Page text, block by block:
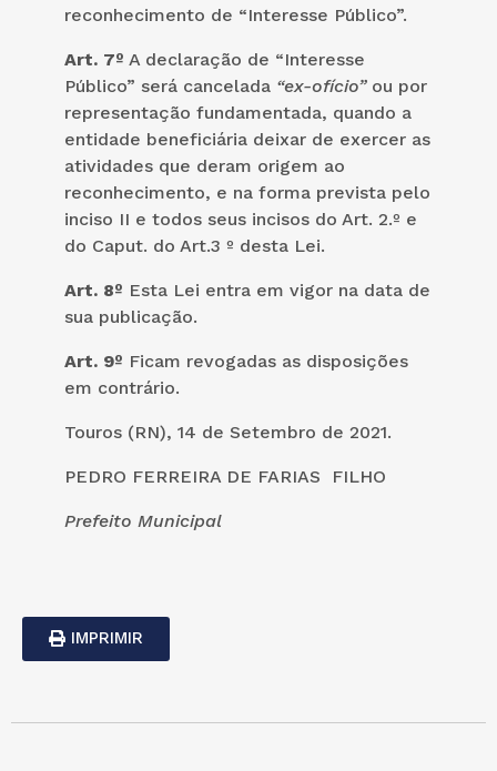
reconhecimento de “Interesse Público”.
Art. 7º A declaração de “Interesse
Público” será cancelada “ex-ofício”ou por
representação fundamentada, quando a
entidade beneficiária deixar de exercer as
atividades que deram origem ao
reconhecimento, e na forma prevista pelo
inciso II e todos seus incisos do Art. 2.º e
do Caput. do Art.3 º desta Lei.
Art. 8º Esta Lei entra em vigor na data de
sua publicação.
Art. 9º Ficam revogadas as disposições
em contrário.
Touros (RN), 14 de Setembro de 2021.
PEDRO FERREIRA DE FARIAS FILHO
Prefeito Municipal
IMPRIMIR